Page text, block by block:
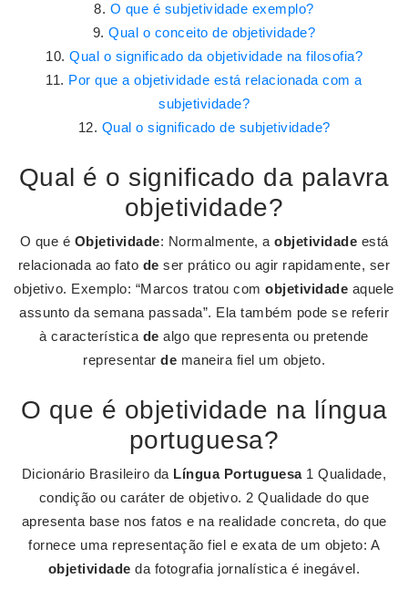
O que é subjetividade exemplo?
Qual o conceito de objetividade?
Qual o significado da objetividade na filosofia?
Por que a objetividade está relacionada com a
subjetividade?
Qual o significado de subjetividade?
Qual é o significado da palavra
objetividade?
O que é Objetividade: Normalmente, a objetividade está
relacionada ao fato de ser prático ou agir rapidamente, ser
objetivo. Exemplo: “Marcos tratou comobjetividade aquele
assunto da semana passada”. Ela também pode se referir
à característica de algo que representa ou pretende
representar de maneira fiel um objeto.
O que é objetividade na língua
portuguesa?
Dicionário Brasileiro da Língua Portuguesa1 Qualidade,
condição ou caráter de objetivo. 2 Qualidade do que
apresenta base nos fatos e na realidade concreta, do que
fornece uma representação fiel e exata de um objeto: A
objetividade da fotografia jornalística é inegável.